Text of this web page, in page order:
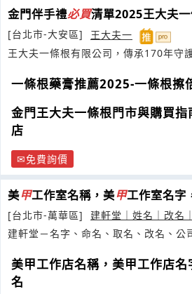
金門伴手禮必買清單2025王大夫
[台北市-大安區]
王大夫一
王大夫一條根有限公司，傳承170年守
一條根藥膏推薦2025-一條根擦
金門王大夫一條根門市與購買
店
免費詢價
美甲工作室名稱，美甲工作室名字
[台北市-萬華區]
建軒堂｜姓名｜改名
建軒堂－名字、命名、取名、改名、公
美甲工作店名稱，美甲工作店
名